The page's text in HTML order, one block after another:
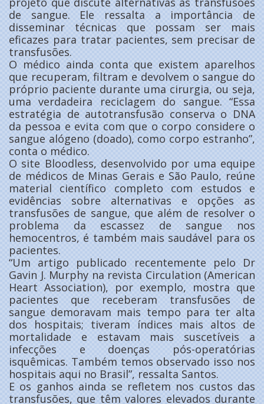
de sangue. Ele ressalta a importância de
disseminar técnicas que possam ser mais
eficazes para tratar pacientes, sem precisar de
transfusões.
O médico ainda conta que existem aparelhos
que recuperam, filtram e devolvem o sangue do
próprio paciente durante uma cirurgia, ou seja,
uma verdadeira reciclagem do sangue. “Essa
estratégia de autotransfusão conserva o DNA
da pessoa e evita com que o corpo considere o
sangue alógeno (doado), como corpo estranho”,
conta o médico.
O site Bloodless, desenvolvido por uma equipe
de médicos de Minas Gerais e São Paulo, reúne
material científico completo com estudos e
evidências sobre alternativas e opções as
transfusões de sangue, que além de resolver o
problema da escassez de sangue nos
hemocentros, é também mais saudável para os
pacientes.
“Um artigo publicado recentemente pelo Dr
Gavin J. Murphy na revista Circulation (American
Heart Association), por exemplo, mostra que
pacientes que receberam transfusões de
sangue demoravam mais tempo para ter alta
dos hospitais; tiveram índices mais altos de
mortalidade e estavam mais suscetíveis a
infecções e doenças pós-operatórias
isquêmicas. Também temos observado isso nos
hospitais aqui no Brasil”, ressalta Santos.
E os ganhos ainda se refletem nos custos das
transfusões, que têm valores elevados durante